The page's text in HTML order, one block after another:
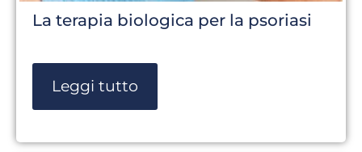
La terapia biologica per la psoriasi
Leggi tutto